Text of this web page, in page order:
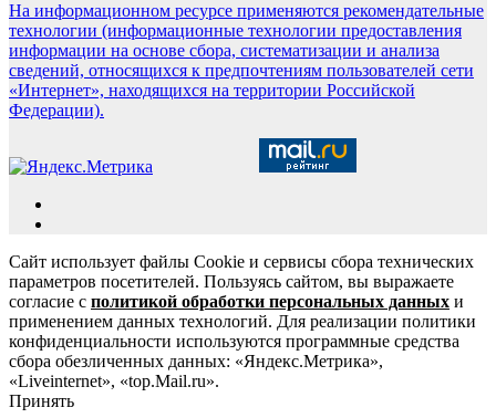
На информационном ресурсе применяются рекомендательные
технологии (информационные технологии предоставления
информации на основе сбора, систематизации и анализа
сведений, относящихся к предпочтениям пользователей сети
«Интернет», находящихся на территории Российской
Федерации).
Сайт использует файлы Cookie и сервисы сбора технических
параметров посетителей. Пользуясь сайтом, вы выражаете
согласие с политикой обработки персональных данных и
применением данных технологий. Для реализации политики
конфиденциальности используются программные средства
сбора обезличенных данных: «Яндекс.Метрика»,
«Liveinternet», «top.Mail.ru».
Принять